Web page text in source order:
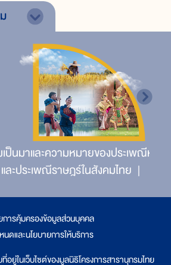
และความหมายของประเพณีหลวง
ะเพณีราษฎร์ในสังคมไทย
การคุ้มครองข้อมูลส่วนบุคคล
นดและนโยบายการให้บริการ
ยู่ในเว็บไซต์ของมูลนิธิโครงการสารานุกรมไทย